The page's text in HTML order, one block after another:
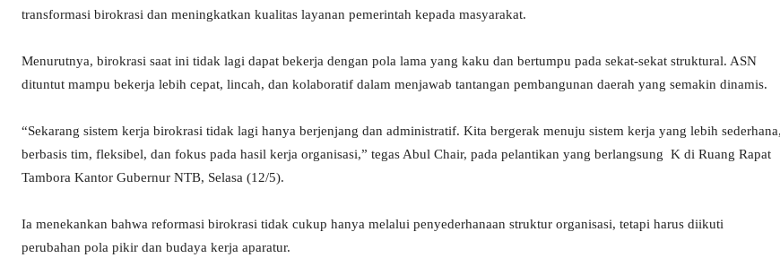
transformasi birokrasi dan meningkatkan kualitas layanan pemerintah kepada masyarakat.
Menurutnya, birokrasi saat ini tidak lagi dapat bekerja dengan pola lama yang kaku dan bertumpu pada sekat-sekat struktural. ASN
dituntut mampu bekerja lebih cepat, lincah, dan kolaboratif dalam menjawab tantangan pembangunan daerah yang semakin dinamis.
“Sekarang sistem kerja birokrasi tidak lagi hanya berjenjang dan administratif. Kita bergerak menuju sistem kerja yang lebih sederhana,
berbasis tim, fleksibel, dan fokus pada hasil kerja organisasi,” tegas Abul Chair, pada pelantikan yang berlangsung K di Ruang Rapat
Tambora Kantor Gubernur NTB, Selasa (12/5).
Ia menekankan bahwa reformasi birokrasi tidak cukup hanya melalui penyederhanaan struktur organisasi, tetapi harus diikuti
perubahan pola pikir dan budaya kerja aparatur.